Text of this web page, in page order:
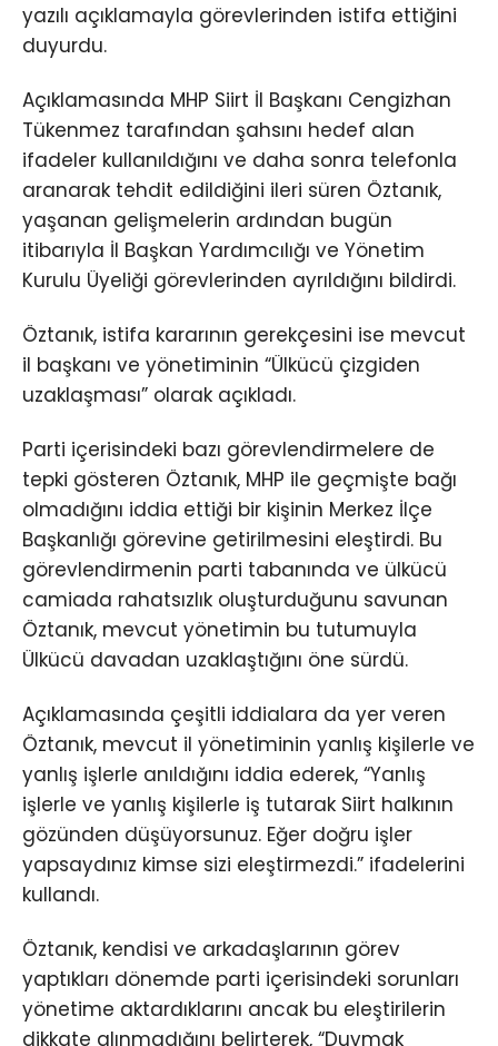
yazılı açıklamayla görevlerinden istifa ettiğini
duyurdu.
Açıklamasında MHP Siirt İl Başkanı Cengizhan
Tükenmez tarafından şahsını hedef alan
ifadeler kullanıldığını ve daha sonra telefonla
aranarak tehdit edildiğini ileri süren Öztanık,
yaşanan gelişmelerin ardından bugün
itibarıyla İl Başkan Yardımcılığı ve Yönetim
Kurulu Üyeliği görevlerinden ayrıldığını bildirdi.
Öztanık, istifa kararının gerekçesini ise mevcut
il başkanı ve yönetiminin “Ülkücü çizgiden
uzaklaşması” olarak açıkladı.
Parti içerisindeki bazı görevlendirmelere de
tepki gösteren Öztanık, MHP ile geçmişte bağı
olmadığını iddia ettiği bir kişinin Merkez İlçe
Başkanlığı görevine getirilmesini eleştirdi. Bu
görevlendirmenin parti tabanında ve ülkücü
camiada rahatsızlık oluşturduğunu savunan
Öztanık, mevcut yönetimin bu tutumuyla
Ülkücü davadan uzaklaştığını öne sürdü.
Açıklamasında çeşitli iddialara da yer veren
Öztanık, mevcut il yönetiminin yanlış kişilerle ve
yanlış işlerle anıldığını iddia ederek, “Yanlış
işlerle ve yanlış kişilerle iş tutarak Siirt halkının
gözünden düşüyorsunuz. Eğer doğru işler
yapsaydınız kimse sizi eleştirmezdi.” ifadelerini
kullandı.
Öztanık, kendisi ve arkadaşlarının görev
yaptıkları dönemde parti içerisindeki sorunları
yönetime aktardıklarını ancak bu eleştirilerin
dikkate alınmadığını belirterek, “Duymak